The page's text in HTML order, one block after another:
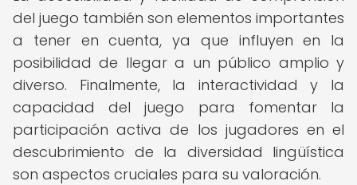
del juego también son elementos importantes
a tener en cuenta, ya que influyen en la
posibilidad de llegar a un público amplio y
diverso. Finalmente, la interactividad y la
capacidad del juego para fomentar la
participación activa de los jugadores en el
descubrimiento de la diversidad lingüística
son aspectos cruciales para su valoración.